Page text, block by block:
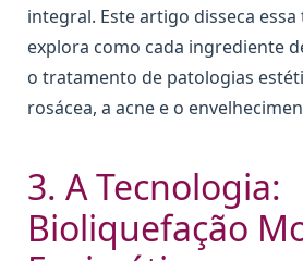
integral. Este artigo disseca
explora como cada ingrediente
o tratamento de patologias
rosácea, a acne e o
3. A Tecnologia:
Bioliquefação